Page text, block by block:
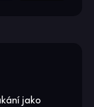
jako